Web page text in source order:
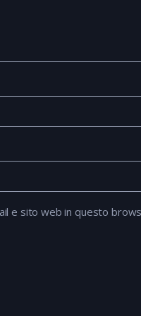
e sito web in questo